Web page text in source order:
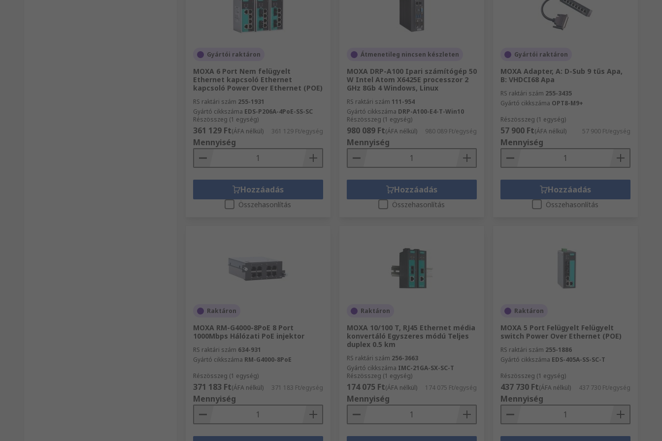
Gyártói raktáron
MOXA 6 Port Nem felügyelt
Ethernet kapcsoló Ethernet
kapcsoló Power Over Ethernet (POE)
RS raktári szám 255-1931
Gyártó cikkszáma EDS-P206A-4PoE-SS-SC
Részösszeg (1 egység)
361 129 Ft(ÁFA nélkül) 361 129 Ft/egység
Mennyiség
Hozzáadás
Összehasonlítás
Átmenetileg nincsen készleten
MOXA DRP-A100 Ipari számítógép 50
W Intel Atom X6425E processzor 2
GHz 8Gb 4 Windows, Linux
RS raktári szám 111-954
Gyártó cikkszáma DRP-A100-E4-T-Win10
Részösszeg (1 egység)
980 089 Ft(ÁFA nélkül) 980 089 Ft/egység
Mennyiség
Hozzáadás
Összehasonlítás
Gyártói raktáron
MOXA Adapter, A: D-Sub 9 tűs Apa,
B: VHDCI68 Apa
RS raktári szám 255-3435
Gyártó cikkszáma OPT8-M9+
Részösszeg (1 egység)
57 900 Ft(ÁFA nélkül) 57 900 Ft/egység
Mennyiség
Hozzáadás
Összehasonlítás
Raktáron
MOXA RM-G4000-8PoE 8 Port
1000Mbps Hálózati PoE injektor
RS raktári szám 634-931
Gyártó cikkszáma RM-G4000-8PoE
Részösszeg (1 egység)
371 183 Ft(ÁFA nélkül) 371 183 Ft/egység
Mennyiség
Raktáron
MOXA 10/100 T, RJ45 Ethernet média
konvertáló Egyszeres módú Teljes
duplex 0.5 km
RS raktári szám 256-3663
Gyártó cikkszáma IMC-21GA-SX-SC-T
Részösszeg (1 egység)
174 075 Ft(ÁFA nélkül) 174 075 Ft/egység
Mennyiség
Raktáron
MOXA 5 Port Felügyelt Felügyelt
switch Power Over Ethernet (POE)
RS raktári szám 255-1886
Gyártó cikkszáma EDS-405A-SS-SC-T
Részösszeg (1 egység)
437 730 Ft(ÁFA nélkül) 437 730 Ft/egység
Mennyiség